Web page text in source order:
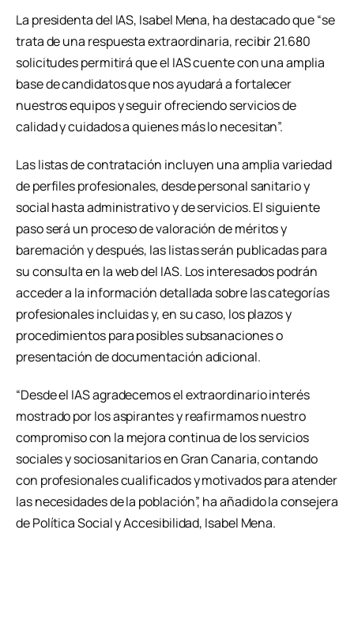
La presidenta del IAS, Isabel Mena, ha destacado que “se
trata de una respuesta extraordinaria, recibir 21.680
solicitudes permitirá que el IAS cuente con una amplia
base de candidatos que nos ayudará a fortalecer
nuestros equipos y seguir ofreciendo servicios de
calidad y cuidados a quienes más lo necesitan”.
Las listas de contratación incluyen una amplia variedad
de perfiles profesionales, desde personal sanitario y
social hasta administrativo y de servicios. El siguiente
paso será un proceso de valoración de méritos y
baremación y después, las listas serán publicadas para
su consulta en la web del IAS. Los interesados podrán
acceder a la información detallada sobre las categorías
profesionales incluidas y, en su caso, los plazos y
procedimientos para posibles subsanaciones o
presentación de documentación adicional.
“Desde el IAS agradecemos el extraordinario interés
mostrado por los aspirantes y reafirmamos nuestro
compromiso con la mejora continua de los servicios
sociales y sociosanitarios en Gran Canaria, contando
con profesionales cualificados y motivados para atender
las necesidades de la población”, ha añadido la consejera
de Política Social y Accesibilidad, Isabel Mena.